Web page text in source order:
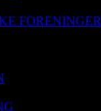
FORENINGER